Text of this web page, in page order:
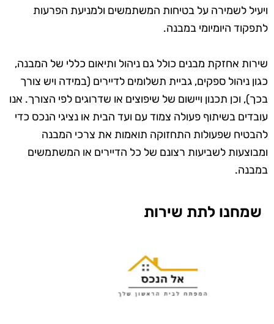
ויעיל לשמירה על בטיחות המשתמשים ולמניעת הפרעות
לתפקוד היומיומי במבנה.
שירות אחזקת מבנים כולל גם ניהול ותיאום כללי של המבנה,
כגון ניהול ספקים, גביית תשלומים לדיירים (במידה ויש צורך
בכך), וכן תכנון ויישום של שיפוצים או שדרוגים לפי הצורך. אנו
עובדים בשיתוף פעולה צמוד עם ועד הבית או נציגי הנכס כדי
להבטיח שפעולות התחזוקה תואמות את צרכי המבנה
ומבוצעות לשביעות רצונם של כל הדיירים או המשתמשים
במבנה.
שמחנו לתת שירות